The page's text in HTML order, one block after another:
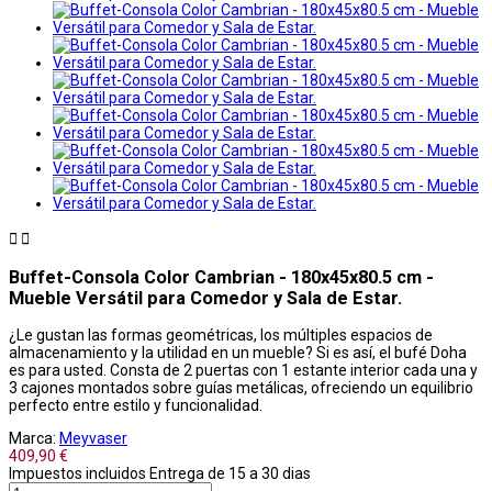
 
Buffet-Consola Color Cambrian - 180x45x80.5 cm -
Mueble Versátil para Comedor y Sala de Estar.
¿Le gustan las formas geométricas, los múltiples espacios de
almacenamiento y la utilidad en un mueble? Si es así, el bufé Doha
es para usted. Consta de 2 puertas con 1 estante interior cada una y
3 cajones montados sobre guías metálicas, ofreciendo un equilibrio
perfecto entre estilo y funcionalidad.
Marca: Meyvaser
409,90 €
Impuestos incluidos Entrega de 15 a 30 dias